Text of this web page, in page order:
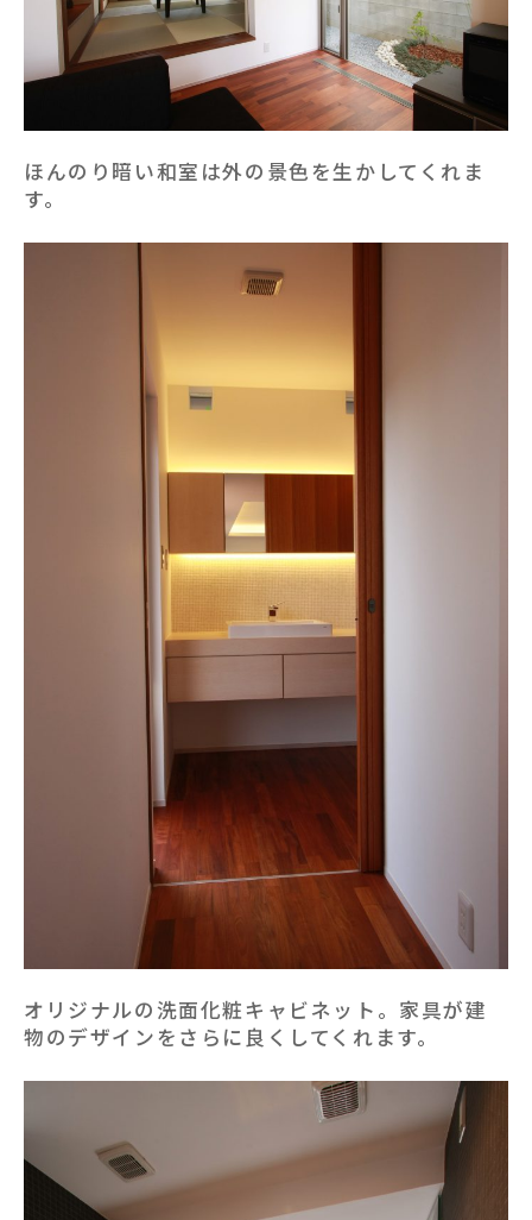
ほんのり暗い和室は外の景色を生かしてくれま
す。
オリジナルの洗面化粧キャビネット。家具が建
物のデザインをさらに良くしてくれます。